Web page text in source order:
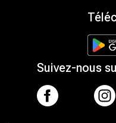
Suivez-nous